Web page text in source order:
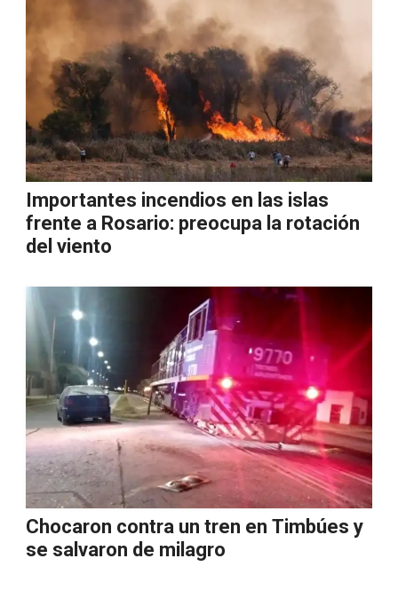
Importantes incendios en las islas
frente a Rosario: preocupa la rotación
del viento
Chocaron contra un tren en Timbúes y
se salvaron de milagro